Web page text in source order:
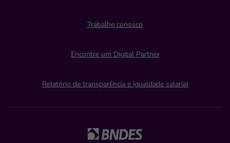
Trabalhe conosco
Encontre um Digital Partner
Relatório de transparência e igualdade salarial